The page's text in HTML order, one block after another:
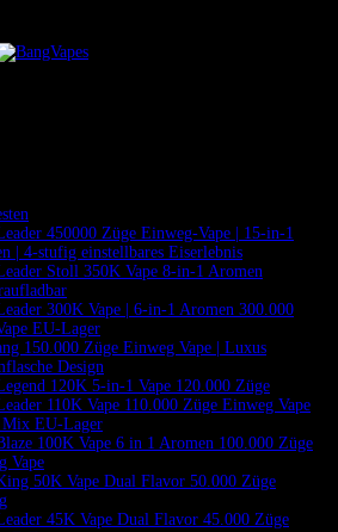
450000 Züge Einweg-Vape | 15-in-1
| 4-stufig einstellbares Eiserlebnis
Stoll 350K Vape 8-in-1 Aromen
300K Vape | 6-in-1 Aromen 300.000
EU-Lager
150.000 Züge Einweg Vape | Luxus
Design
120K 5-in-1 Vape 120.000 Züge
110K Vape 110.000 Züge Einweg Vape
EU-Lager
100K Vape 6 in 1 Aromen 100.000 Züge
Vape
50K Vape Dual Flavor 50.000 Züge
45K Vape Dual Flavor 45.000 Züge